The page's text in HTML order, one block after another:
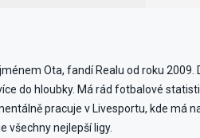
Ota, fandí Realu od roku
do hloubky. Má rád fotbalové
pracuje v Livesportu, kde má
všechny nejlepší ligy.